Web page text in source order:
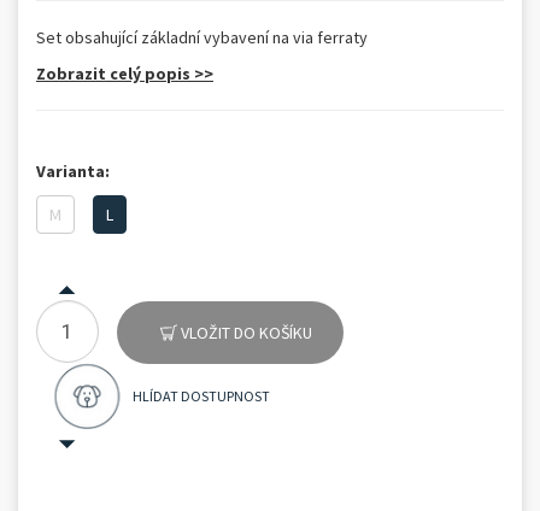
Set obsahující základní vybavení na via ferraty
Zobrazit celý popis >>
Varianta:
M
L
VLOŽIT DO KOŠÍKU
HLÍDAT DOSTUPNOST